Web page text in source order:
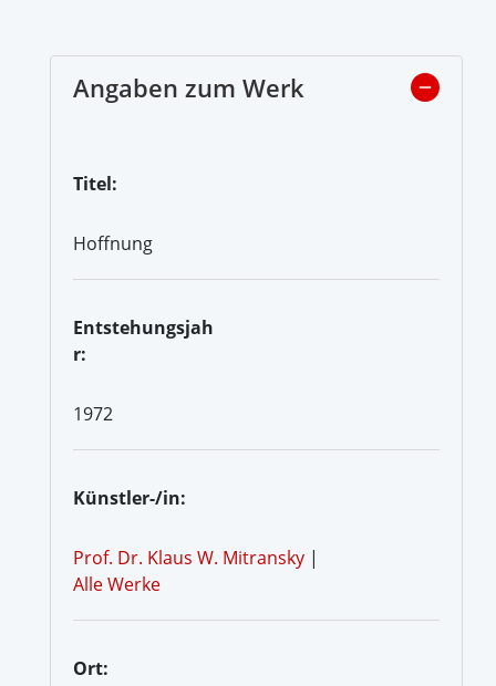
Angaben zum Werk
Titel:
Hoffnung
Entstehungsjah
r:
1972
Künstler-/in:
Prof. Dr. Klaus W. Mitransky |
Alle Werke
Ort: